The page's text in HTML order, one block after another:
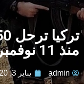
منذ 11 نوفمبر
admin يناير 3, 2020